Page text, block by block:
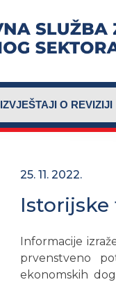
IZVJEŠTAJI O REVIZIJI
25. 11. 2022.
Informacije
prvenstveno
ekonomskih